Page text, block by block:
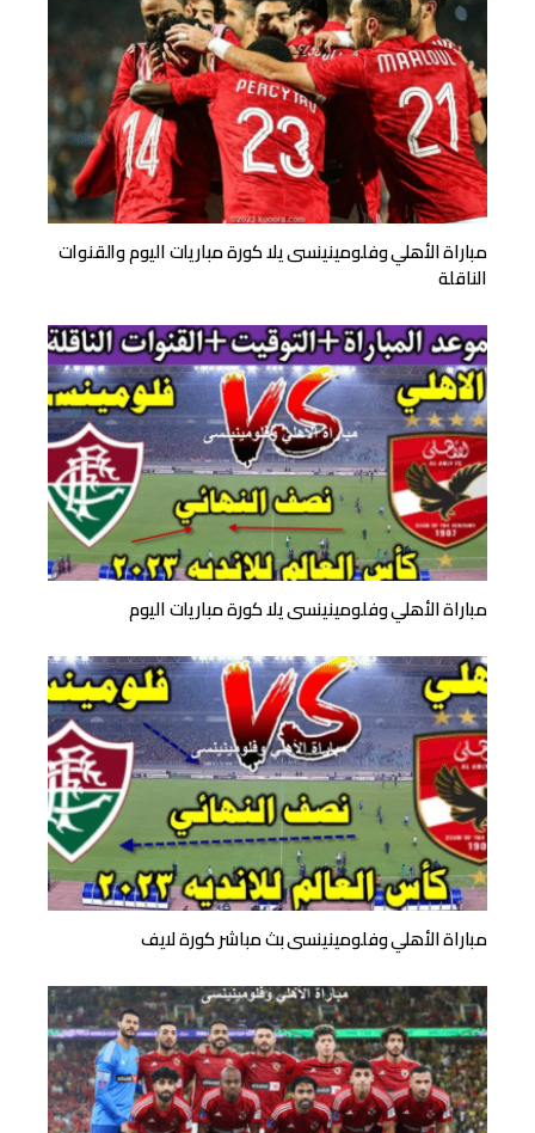
مباراة الأهلي وفلومينينسى يلا كورة مباريات اليوم والقنوات
الناقلة
مباراة الأهلي وفلومينينسى يلا كورة مباريات اليوم
مباراة الأهلي وفلومينينسى بث مباشر كورة لايف